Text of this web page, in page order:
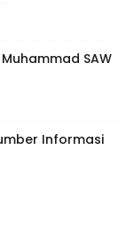
SAW
Informasi